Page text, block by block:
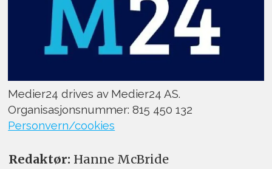
Medier24 drives av Medier24 AS.
Organisasjonsnummer: 815 450 132
Personvern/cookies
Redaktør: Hanne McBride